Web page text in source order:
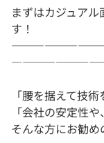
まずはカジュア
す！
「腰を据えて技術
「会社の安定性
そんな方にお勧め